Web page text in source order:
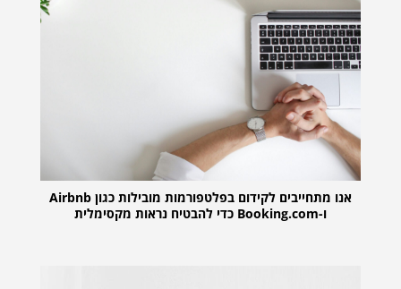
אנו מתחייבים לקידום בפלטפורמות מובילות כגון Airbnb
ו-Booking.com כדי להבטיח נראות מקסימלית